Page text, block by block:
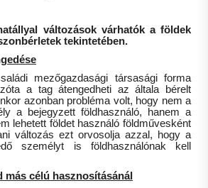
változások várhatók a földek
tekintetében.
mezőgazdasági társasági forma
a tag átengedheti az általa bérelt
azonban probléma volt, hogy nem a
a bejegyzett földhasználó, hanem a
lehetett földet használó földművesként
változás ezt orvosolja azzal, hogy a
személyt is földhasználónak kell
más célú hasznosításánál